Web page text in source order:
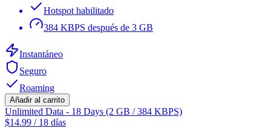
Hotspot habilitado
384 KBPS después de 3 GB
Instantáneo
Seguro
Roaming
Añadir al carrito
Unlimited Data - 18 Days (2 GB / 384 KBPS)
$14.99 / 18 días